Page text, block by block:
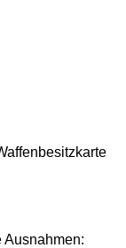
Ausnahmen: